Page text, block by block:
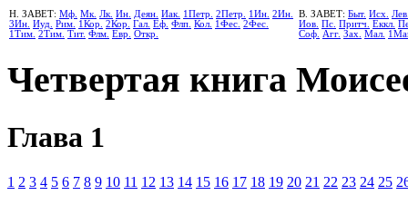
Н. ЗАВЕТ: Мф. Мк. Лк. Ин. Деян. Иак. 1Петр. 2Петр. 1Ин. 2Ин.
3Ин. Иуд. Рим. 1Кор. 2Кор. Гал. Еф. Флп. Кол. 1Фес. 2Фес.
1Тим. 2Тим. Тит. Флм. Евр. Откр.
В. ЗАВЕТ: Быт. Исх.
Иов. Пс. Притч. Еккл.
Соф.
Агг. Зах. Мал.
Четвертая книга
Глава 1
1 2 3 4 5 6 7 8 9 10 11 12 13 14 15 16 17 18 19 20 21 22 23 24 25